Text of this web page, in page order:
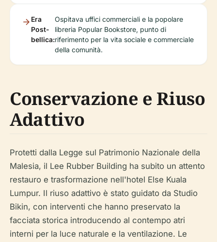
Era
Post-
bellica:
Ospitava uffici commerciali e la popolare
libreria Popular Bookstore, punto di
riferimento per la vita sociale e commerciale
della comunità.
Conservazione e Riuso
Adattivo
Protetti dalla Legge sul Patrimonio Nazionale della
Malesia, il Lee Rubber Building ha subito un attento
restauro e trasformazione nell'hotel Else Kuala
Lumpur. Il riuso adattivo è stato guidato da Studio
Bikin, con interventi che hanno preservato la
facciata storica introducendo al contempo atri
interni per la luce naturale e la ventilazione. Le